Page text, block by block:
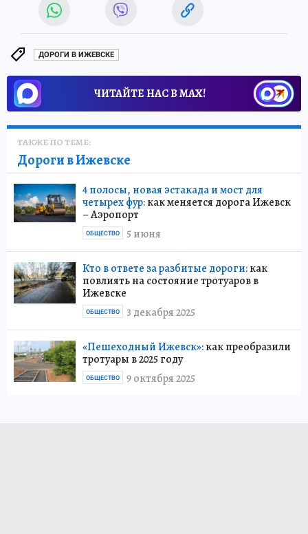
ДОРОГИ В ИЖЕВСКЕ
ЧИТАЙТЕ НАС В МАХ!
ТАКЖЕ ПО ТЕМЕ:
Дороги в Ижевске
4 полосы, новая эстакада и мост для
четырех фур:как меняется дорога Ижевск
– Аэропорт
5 июня
ОБЩЕСТВО
Кто в ответе за разбитые дороги:как
повлиять на состояние тротуаров в
Ижевске
3 декабря 2025
ОБЩЕСТВО
«Пешеходный Ижевск»:как преобразили
тротуары в 2025 году
9 октября 2025
ОБЩЕСТВО